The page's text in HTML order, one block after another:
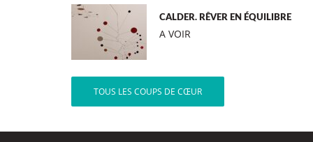
CALDER. RÊVER EN ÉQUILIBRE
A VOIR
TOUS LES COUPS DE CŒUR